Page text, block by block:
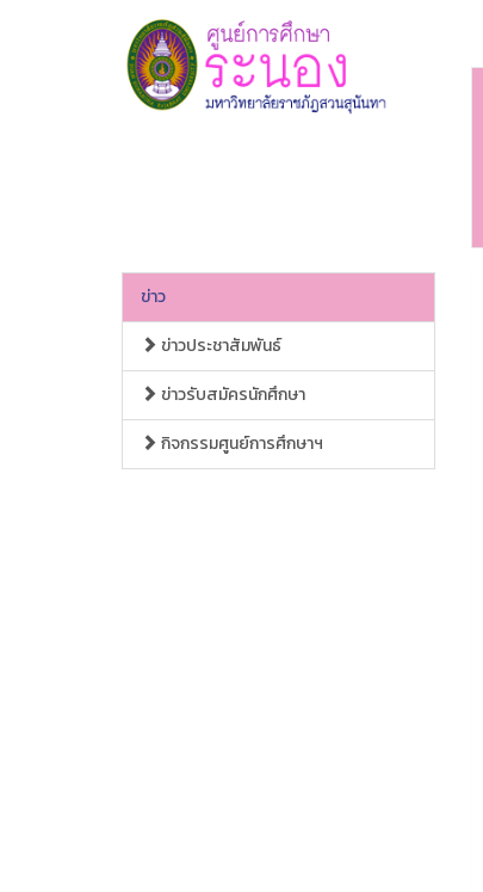
ข่าว
ข่าวประชาสัมพันธ์
ข่าวรับสมัครนักศึกษา
กิจกรรมศูนย์การศึกษาฯ